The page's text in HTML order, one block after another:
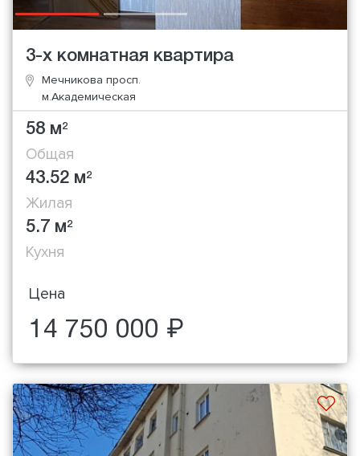
3-х комнатная квартира
Мечникова просп.
м.Академическая
58 м2
Общая
43.52 м2
Жилая
5.7 м2
Кухня
Цена
14 750 000 ₽